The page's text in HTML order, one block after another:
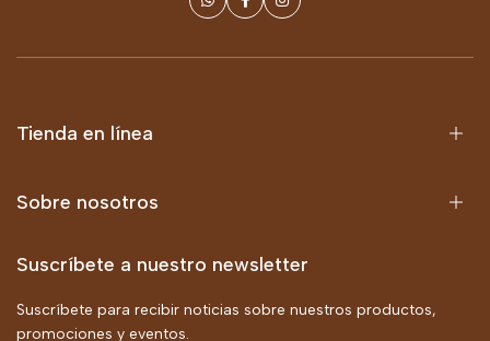
Tienda en línea
Sobre nosotros
Suscríbete a nuestro newsletter
Suscríbete para recibir noticias sobre nuestros productos,
promociones y eventos.